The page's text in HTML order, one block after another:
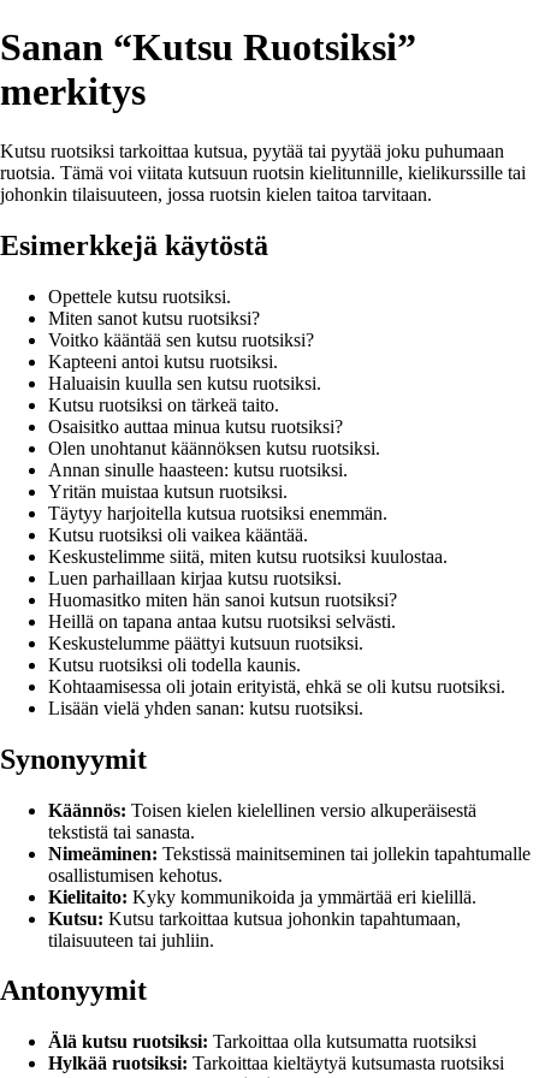
Sanan “Kutsu Ruotsiksi”
merkitys
Kutsu ruotsiksi tarkoittaa kutsua, pyytää tai pyytää joku puhumaan
ruotsia. Tämä voi viitata kutsuun ruotsin kielitunnille, kielikurssille tai
johonkin tilaisuuteen, jossa ruotsin kielen taitoa tarvitaan.
Esimerkkejä käytöstä
Opettele kutsu ruotsiksi.
Miten sanot kutsu ruotsiksi?
Voitko kääntää sen kutsu ruotsiksi?
Kapteeni antoi kutsu ruotsiksi.
Haluaisin kuulla sen kutsu ruotsiksi.
Kutsu ruotsiksi on tärkeä taito.
Osaisitko auttaa minua kutsu ruotsiksi?
Olen unohtanut käännöksen kutsu ruotsiksi.
Annan sinulle haasteen: kutsu ruotsiksi.
Yritän muistaa kutsun ruotsiksi.
Täytyy harjoitella kutsua ruotsiksi enemmän.
Kutsu ruotsiksi oli vaikea kääntää.
Keskustelimme siitä, miten kutsu ruotsiksi kuulostaa.
Luen parhaillaan kirjaa kutsu ruotsiksi.
Huomasitko miten hän sanoi kutsun ruotsiksi?
Heillä on tapana antaa kutsu ruotsiksi selvästi.
Keskustelumme päättyi kutsuun ruotsiksi.
Kutsu ruotsiksi oli todella kaunis.
Kohtaamisessa oli jotain erityistä, ehkä se oli kutsu ruotsiksi.
Lisään vielä yhden sanan: kutsu ruotsiksi.
Synonyymit
Käännös: Toisen kielen kielellinen versio alkuperäisestä
tekstistä tai sanasta.
Nimeäminen: Tekstissä mainitseminen tai jollekin tapahtumalle
osallistumisen kehotus.
Kielitaito: Kyky kommunikoida ja ymmärtää eri kielillä.
Kutsu: Kutsu tarkoittaa kutsua johonkin tapahtumaan,
tilaisuuteen tai juhliin.
Antonyymit
Älä kutsu ruotsiksi: Tarkoittaa olla kutsumatta ruotsiksi
Hylkää ruotsiksi: Tarkoittaa kieltäytyä kutsumasta ruotsiksi